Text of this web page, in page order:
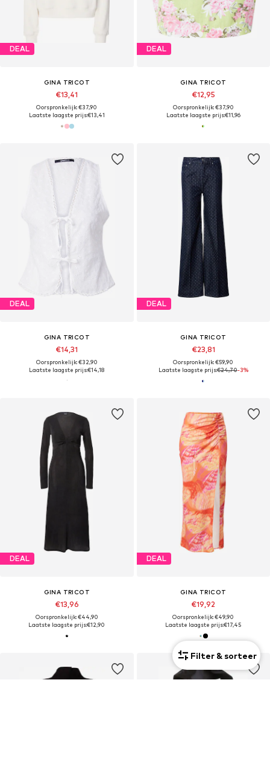
DEAL
GINA TRICOT
€13,41
Oorspronkelijk: €37,90
Laatste laagste prijs:€13,41
DEAL
GINA TRICOT
€12,95
Oorspronkelijk: €37,90
Laatste laagste prijs:€11,96
DEAL
GINA TRICOT
€14,31
Oorspronkelijk: €32,90
Laatste laagste prijs:€14,18
DEAL
GINA TRICOT
€23,81
Oorspronkelijk: €59,90
Laatste laagste prijs:€24,70-3%
DEAL
GINA TRICOT
€13,96
Oorspronkelijk: €44,90
Laatste laagste prijs:€12,90
DEAL
GINA TRICOT
€19,92
Oorspronkelijk: €49,90
Laatste laagste prijs:€17,45
Filter & sorteer